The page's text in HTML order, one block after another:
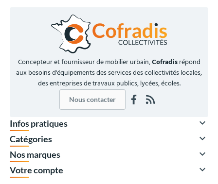
À partir de
Concepteur et fournisseur de mobilier urbain,Cofradisrépond
aux besoins d'équipements des services des collectivités locales,
des entreprises de travaux publics, lycées, écoles.
Nous contacter
Infos pratiques 
Catégories 
Nos marques 
Votre compte 